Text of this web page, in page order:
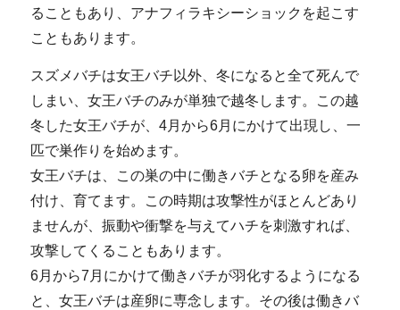
ることもあり、アナフィラキシーショックを起こす
こともあります。
スズメバチは女王バチ以外、冬になると全て死んで
しまい、女王バチのみが単独で越冬します。この越
冬した女王バチが、4月から6月にかけて出現し、一
匹で巣作りを始めます。
女王バチは、この巣の中に働きバチとなる卵を産み
付け、育てます。この時期は攻撃性がほとんどあり
ませんが、振動や衝撃を与えてハチを刺激すれば、
攻撃してくることもあります。
6月から7月にかけて働きバチが羽化するようになる
と、女王バチは産卵に専念します。その後は働きバ